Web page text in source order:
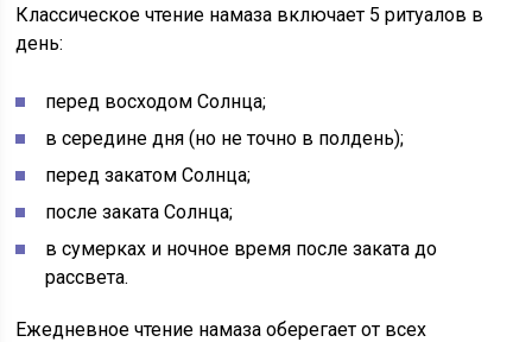
Классическое чтение намаза включает 5 ритуалов в
день:
перед восходом Солнца;
в середине дня (но не точно в полдень);
перед закатом Солнца;
после заката Солнца;
в сумерках и ночное время после заката до
рассвета.
Ежедневное чтение намаза оберегает от всех